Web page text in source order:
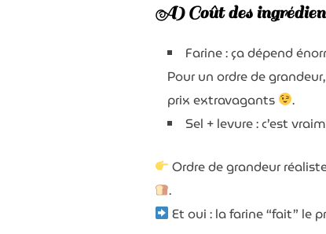
A) Coût des
Farine : ça dépend
Pour un ordre de
prix extravagants
.
Sel + levure : c’est
Ordre de grandeur
.
Et oui : la farine “fait” le